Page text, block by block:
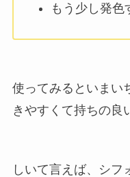
もう少し発色
使ってみるといまい
きやすくて持ちの良
しいて言えば、シフ